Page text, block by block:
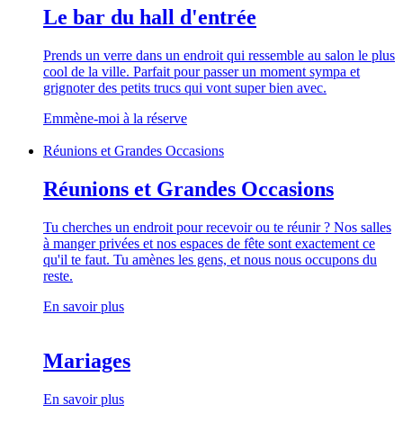
Le bar du hall d'entrée
Prends un verre dans un endroit qui ressemble au salon le plus
cool de la ville. Parfait pour passer un moment sympa et
grignoter des petits trucs qui vont super bien avec.
Emmène-moi à la réserve
Réunions et Grandes Occasions
Réunions et Grandes Occasions
Tu cherches un endroit pour recevoir ou te réunir ? Nos salles
à manger privées et nos espaces de fête sont exactement ce
qu'il te faut. Tu amènes les gens, et nous nous occupons du
reste.
En savoir plus
Mariages
En savoir plus